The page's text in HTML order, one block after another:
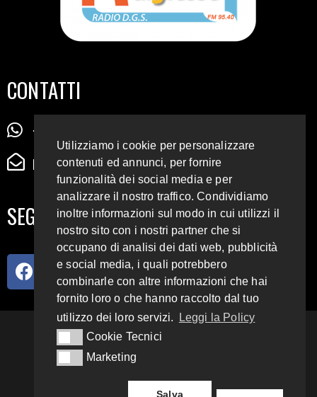
CONTATTI
+39 345 72 72 88 5
radiodigiesse@gmail.com
SEGUICI SUI SOCIAL
93.4 E 95.3 FM
Utilizziamo i cookie per personalizzare
contenuti ed annunci, per fornire
funzionalità dei social media e per
analizzare il nostro traffico. Condividiamo
inoltre informazioni sul modo in cui utilizzi il
nostro sito con i nostri partner che si
occupano di analisi dei dati web, pubblicità
e social media, i quali potrebbero
combinarle con altre informazioni che hai
fornito loro o che hanno raccolto dal tuo
utilizzo dei loro servizi.
Leggi la Policy
Cookie Tecnici
Cookie Tecnici
MarketingMarketing
Salva